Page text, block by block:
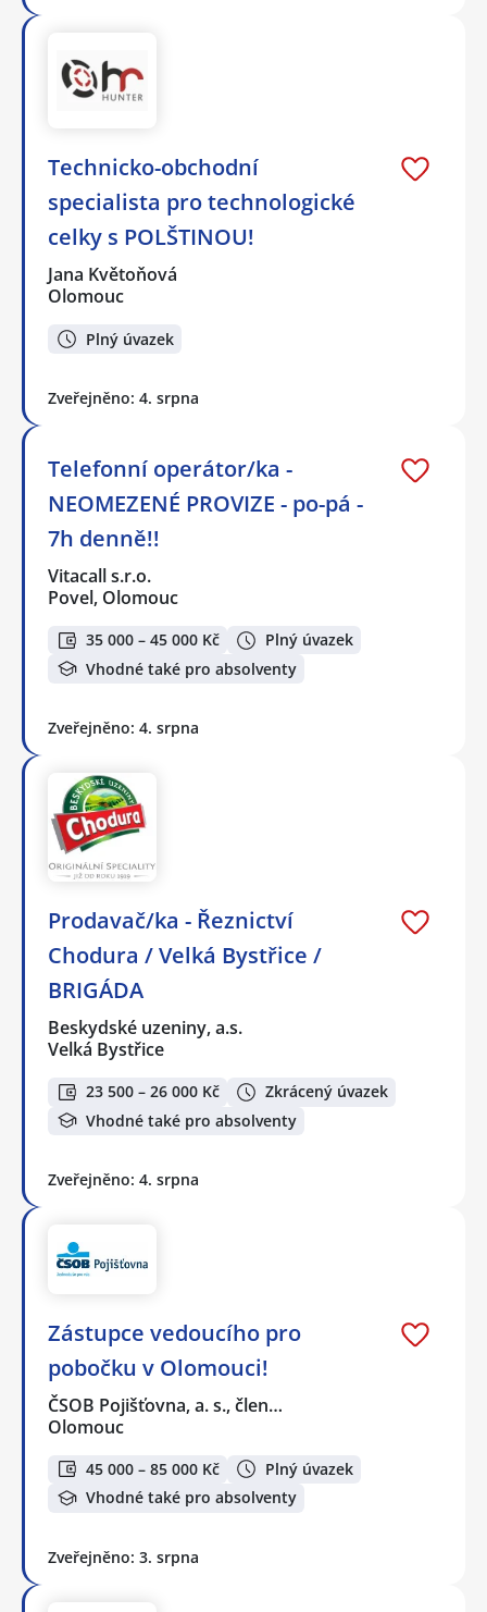
Technicko-obchodní
specialista pro technologické
celky s POLŠTINOU!
Jana Květoňová
Olomouc
Plný úvazek
Zveřejněno: 4. srpna
Telefonní operátor/ka -
NEOMEZENÉ PROVIZE - po-pá -
7h denně!!
Vitacall s.r.o.
Povel, Olomouc
35 000 – 45 000 Kč
Plný úvazek
Vhodné také pro absolventy
Zveřejněno: 4. srpna
Prodavač/ka - Řeznictví
Chodura / Velká Bystřice /
BRIGÁDA
Beskydské uzeniny, a.s.
Velká Bystřice
23 500 – 26 000 Kč
Zkrácený úvazek
Vhodné také pro absolventy
Zveřejněno: 4. srpna
Zástupce vedoucího pro
pobočku v Olomouci!
ČSOB Pojišťovna, a. s., člen…
Olomouc
45 000 – 85 000 Kč
Plný úvazek
Vhodné také pro absolventy
Zveřejněno: 3. srpna